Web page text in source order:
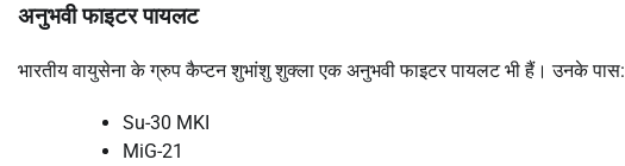
अनुभवी फाइटर पायलट
भारतीय वायुसेना के ग्रुप कैप्टन शुभांशु शुक्ला एक अनुभवी फाइटर पायलट भी हैं। उनके पास:
Su-30 MKI
MiG-21